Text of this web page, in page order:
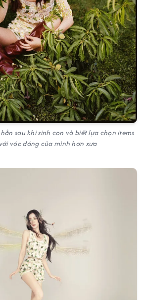
sau khi sinh con và biết lựa chọn items
vóc dáng của mình hơn xưa